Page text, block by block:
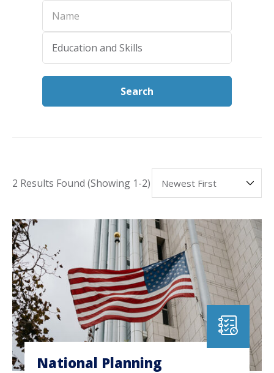
Name
Education and Skills
Search
2 Results Found (Showing 1-2)
National Planning